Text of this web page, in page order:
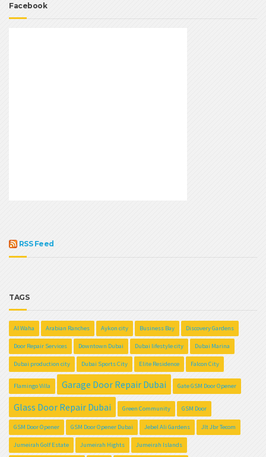
Facebook
RSS Feed
TAGS
Al Waha Arabian Ranches Aykon city Business Bay Discovery Gardens
Door Repair Services Downtown Dubai Dubai lifestyle city Dubai Marina
Dubai production city Dubai Sports City Elite Residence Falcon City
Flamingo Villa Garage Door Repair Dubai Gate GSM Door Opener
Glass Door Repair Dubai Green Community GSM Door
GSM Door Opener GSM Door Opener Dubai Jebel Ali Gardens Jlt Jbr Tecom
Jumeirah Golf Estate Jumeirah Hights Jumeirah Islands